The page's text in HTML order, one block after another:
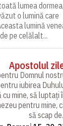
lumea dormea,
o lumină care
lumină
pe celălalt...
Apostolul
Domnul
iubirea
mine, să luptați
pentru mine,
să scap